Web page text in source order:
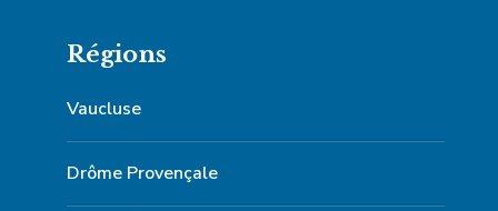
Régions
Vaucluse
Drôme Provençale